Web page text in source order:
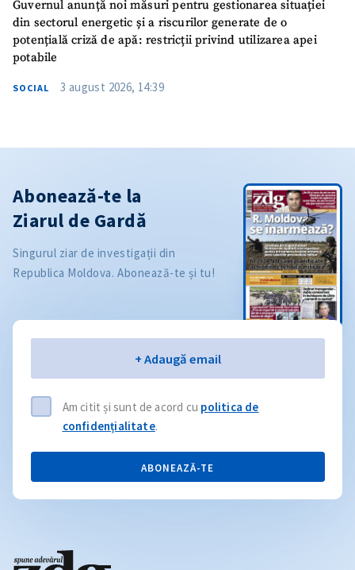
Guvernul anunță noi măsuri pentru gestionarea situației
din sectorul energetic și a riscurilor generate de o
potențială criză de apă: restricții privind utilizarea apei
potabile
SOCIAL 3 august 2026, 14:39
Abonează-te la
Ziarul de Gardă
Singurul ziar de investigații din
Republica Moldova. Abonează-te și tu!
+ Adaugă email
Am citit și sunt de acord cu politica de
confidențialitate.
ABONEAZĂ-TE